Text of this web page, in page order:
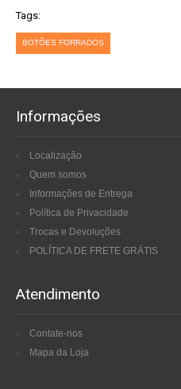
Tags:
BOTÕES FORRADOS
Informações
Localização
Quem somos
Informações de Entrega
Política de Privacidade
Trocas e Devoluções
POLÍTICA DE FRETE GRÁTIS
Atendimento
Contate-nos
Mapa da Loja